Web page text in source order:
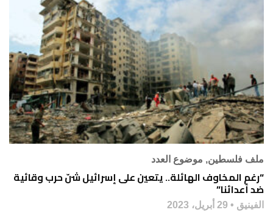
ملف فلسطين, موضوع العدد
“رغم المخاوف الهائلة.. يتعين على إسرائيل شنّ حرب وقائية
ضد أعدائنا”
الفينيق 29 أبريل، 2023